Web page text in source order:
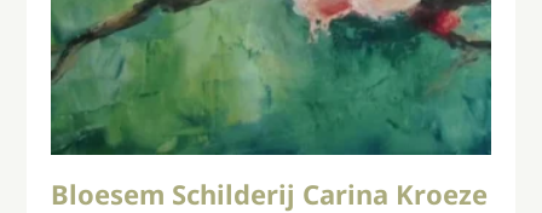
Bloesem Schilderij Carina Kroeze